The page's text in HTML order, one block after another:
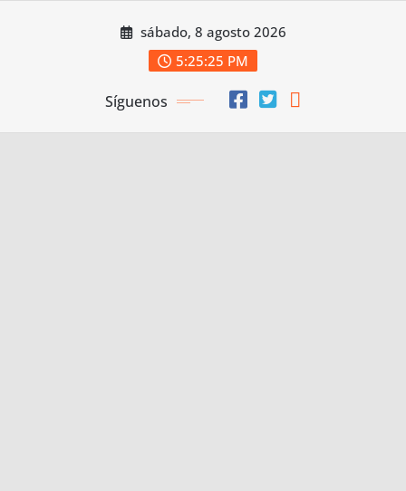
sábado, 8 agosto 2026
5:25:26 PM
Síguenos